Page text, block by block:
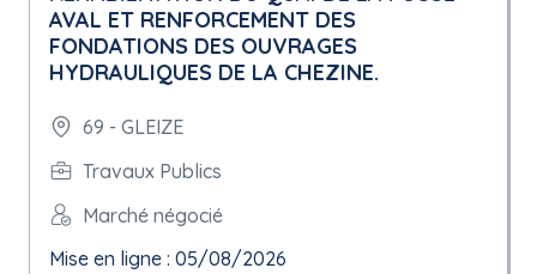
AVAL ET RENFORCEMENT DES
FONDATIONS DES OUVRAGES
HYDRAULIQUES DE LA CHEZINE.
69 - GLEIZE
Travaux Publics
Marché négocié
Mise en ligne : 05/08/2026